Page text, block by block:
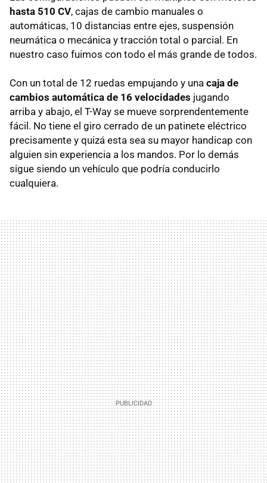
hasta 510 CV, cajas de cambio manuales o
automáticas, 10 distancias entre ejes, suspensión
neumática o mecánica y tracción total o parcial. En
nuestro caso fuimos con todo el más grande de todos.
Con un total de 12 ruedas empujando y una caja de
cambios automática de 16 velocidades jugando
arriba y abajo, el T-Way se mueve sorprendentemente
fácil. No tiene el giro cerrado de un patinete eléctrico
precisamente y quizá esta sea su mayor handicap con
alguien sin experiencia a los mandos. Por lo demás
sigue siendo un vehículo que podría conducirlo
cualquiera.